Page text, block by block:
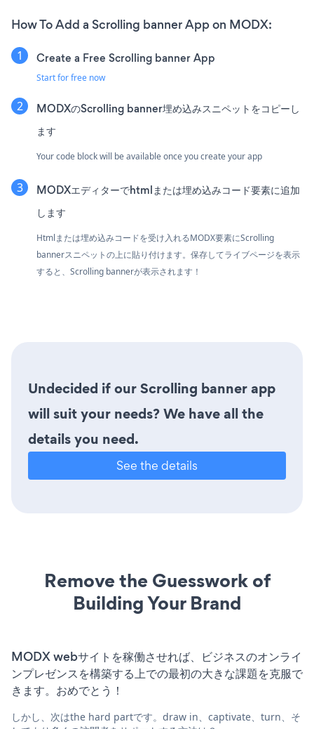
How To Add a Scrolling banner App on MODX:
Create a Free Scrolling banner App
Start for free now
MODXのScrolling banner埋め込みスニペットをコピーし
ます
Your code block will be available once you create your app
MODXエディターでhtmlまたは埋め込みコード要素に追加
します
Htmlまたは埋め込みコードを受け入れるMODX要素にScrolling
bannerスニペットの上に貼り付けます。保存してライブページを表示
すると、Scrolling bannerが表示されます！
Undecided if our Scrolling banner app
will suit your needs? We have all the
details you need.
See the details
Remove the Guesswork of
Building Your Brand
MODX webサイトを稼働させれば、ビジネスのオンライ
ンプレゼンスを構築する上での最初の大きな課題を克服で
きます。おめでとう！
しかし、次はthe hard partです。draw in、captivate、turn、そ